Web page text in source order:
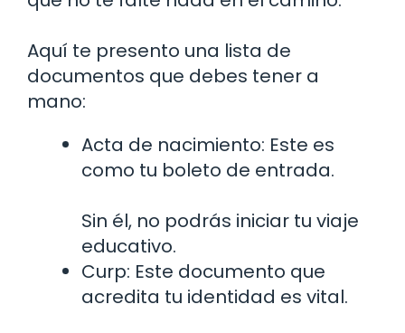
Aquí te presento una lista de
documentos que debes tener a
mano:
Acta de nacimiento: Este es
como tu boleto de entrada.
Sin él, no podrás iniciar tu viaje
educativo.
Curp: Este documento que
acredita tu identidad es vital.